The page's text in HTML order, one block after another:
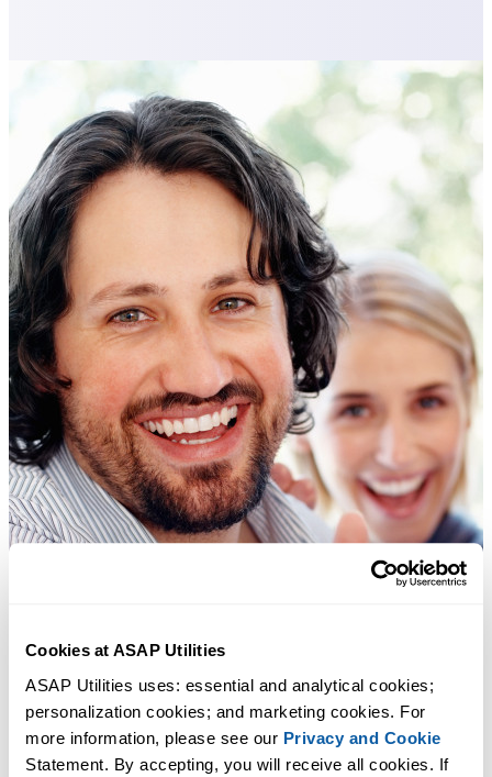
Cookies at ASAP Utilities
ASAP Utilities uses: essential and analytical cookies;
personalization cookies; and marketing cookies. For
more information, please see our Privacy and Cookie
Statement. By accepting, you will receive all cookies. If